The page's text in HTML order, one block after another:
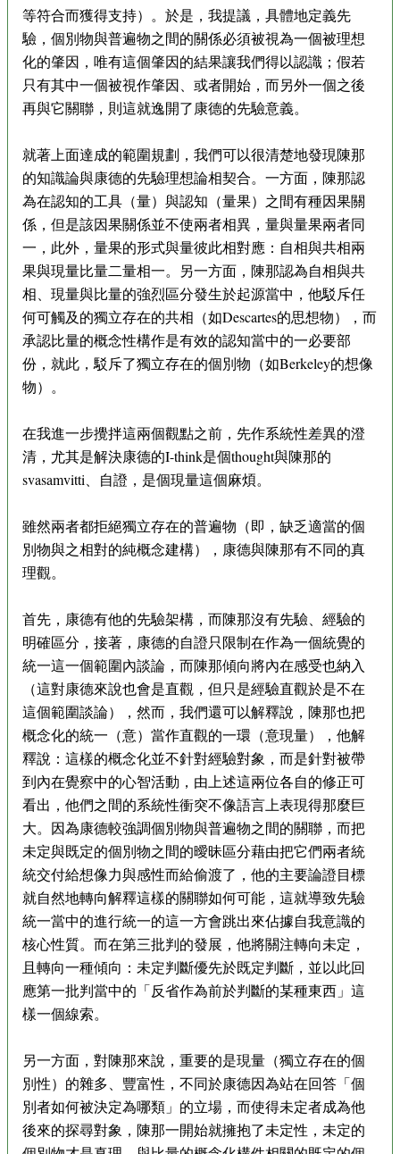
等符合而獲得支持）。於是，我提議，具體地定義先
驗，個別物與普遍物之間的關係必須被視為一個被理想
化的肇因，唯有這個肇因的結果讓我們得以認識；假若
只有其中一個被視作肇因、或者開始，而另外一個之後
再與它關聯，則這就逸開了康德的先驗意義。
就著上面達成的範圍規劃，我們可以很清楚地發現陳那
的知識論與康德的先驗理想論相契合。一方面，陳那認
為在認知的工具（量）與認知（量果）之間有種因果關
係，但是該因果關係並不使兩者相異，量與量果兩者同
一，此外，量果的形式與量彼此相對應：自相與共相兩
果與現量比量二量相一。另一方面，陳那認為自相與共
相、現量與比量的強烈區分發生於起源當中，他駁斥任
何可觸及的獨立存在的共相（如Descartes的思想物），而
承認比量的概念性構作是有效的認知當中的一必要部
份，就此，駁斥了獨立存在的個別物（如Berkeley的想像
物）。
在我進一步攪拌這兩個觀點之前，先作系統性差異的澄
清，尤其是解決康德的I-think是個thought與陳那的
svasamvitti、自證，是個現量這個麻煩。
雖然兩者都拒絕獨立存在的普遍物（即，缺乏適當的個
別物與之相對的純概念建構），康德與陳那有不同的真
理觀。
首先，康德有他的先驗架構，而陳那沒有先驗、經驗的
明確區分，接著，康德的自證只限制在作為一個統覺的
統一這一個範圍內談論，而陳那傾向將內在感受也納入
（這對康德來說也會是直觀，但只是經驗直觀於是不在
這個範圍談論），然而，我們還可以解釋說，陳那也把
概念化的統一（意）當作直觀的一環（意現量），他解
釋說：這樣的概念化並不針對經驗對象，而是針對被帶
到內在覺察中的心智活動，由上述這兩位各自的修正可
看出，他們之間的系統性衝突不像語言上表現得那麼巨
大。因為康德較強調個別物與普遍物之間的關聯，而把
未定與既定的個別物之間的曖昧區分藉由把它們兩者統
統交付給想像力與感性而給偷渡了，他的主要論證目標
就自然地轉向解釋這樣的關聯如何可能，這就導致先驗
統一當中的進行統一的這一方會跳出來佔據自我意識的
核心性質。而在第三批判的發展，他將關注轉向未定，
且轉向一種傾向：未定判斷優先於既定判斷，並以此回
應第一批判當中的「反省作為前於判斷的某種東西」這
樣一個線索。
另一方面，對陳那來說，重要的是現量（獨立存在的個
別性）的雜多、豐富性，不同於康德因為站在回答「個
別者如何被決定為哪類」的立場，而使得未定者成為他
後來的探尋對象，陳那一開始就擁抱了未定性，未定的